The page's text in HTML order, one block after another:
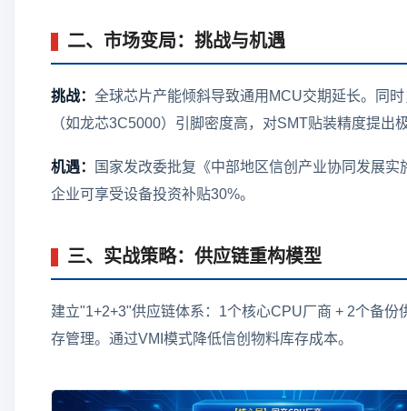
二、市场变局：挑战与机遇
挑战： 全球芯片产能倾斜导致通用MCU交期延长。同
（如龙芯3C5000）引脚密度高，对SMT贴装精度提出
机遇：
国家发改委批复《中部地区信创产业协同发展实
企业可享受设备投资补贴30%。
三、实战策略：供应链重构模型
建立"1+2+3"供应链体系：1个核心CPU厂商 + 2个备份
存管理。通过VMI模式降低信创物料库存成本。